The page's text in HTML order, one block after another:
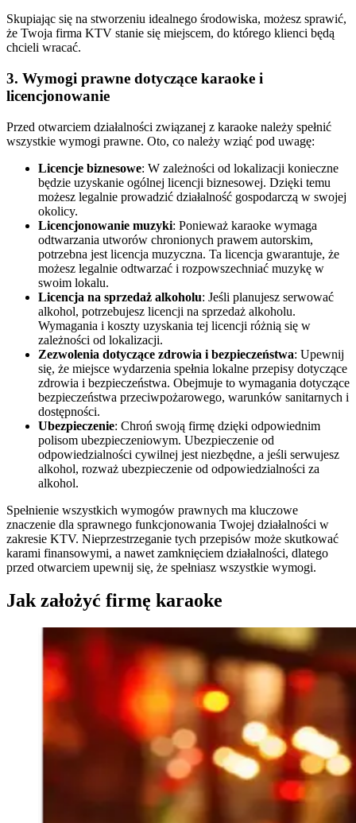
Skupiając się na stworzeniu idealnego środowiska, możesz sprawić,
że Twoja firma KTV stanie się miejscem, do którego klienci będą
chcieli wracać.
3. Wymogi prawne dotyczące karaoke i
licencjonowanie
Przed otwarciem działalności związanej z karaoke należy spełnić
wszystkie wymogi prawne. Oto, co należy wziąć pod uwagę:
Licencje biznesowe: W zależności od lokalizacji konieczne
będzie uzyskanie ogólnej licencji biznesowej. Dzięki temu
możesz legalnie prowadzić działalność gospodarczą w swojej
okolicy.
Licencjonowanie muzyki: Ponieważ karaoke wymaga
odtwarzania utworów chronionych prawem autorskim,
potrzebna jest licencja muzyczna. Ta licencja gwarantuje, że
możesz legalnie odtwarzać i rozpowszechniać muzykę w
swoim lokalu.
Licencja na sprzedaż alkoholu: Jeśli planujesz serwować
alkohol, potrzebujesz licencji na sprzedaż alkoholu.
Wymagania i koszty uzyskania tej licencji różnią się w
zależności od lokalizacji.
Zezwolenia dotyczące zdrowia i bezpieczeństwa: Upewnij
się, że miejsce wydarzenia spełnia lokalne przepisy dotyczące
zdrowia i bezpieczeństwa. Obejmuje to wymagania dotyczące
bezpieczeństwa przeciwpożarowego, warunków sanitarnych i
dostępności.
Ubezpieczenie: Chroń swoją firmę dzięki odpowiednim
polisom ubezpieczeniowym. Ubezpieczenie od
odpowiedzialności cywilnej jest niezbędne, a jeśli serwujesz
alkohol, rozważ ubezpieczenie od odpowiedzialności za
alkohol.
Spełnienie wszystkich wymogów prawnych ma kluczowe
znaczenie dla sprawnego funkcjonowania Twojej działalności w
zakresie KTV. Nieprzestrzeganie tych przepisów może skutkować
karami finansowymi, a nawet zamknięciem działalności, dlatego
przed otwarciem upewnij się, że spełniasz wszystkie wymogi.
Jak założyć firmę karaoke